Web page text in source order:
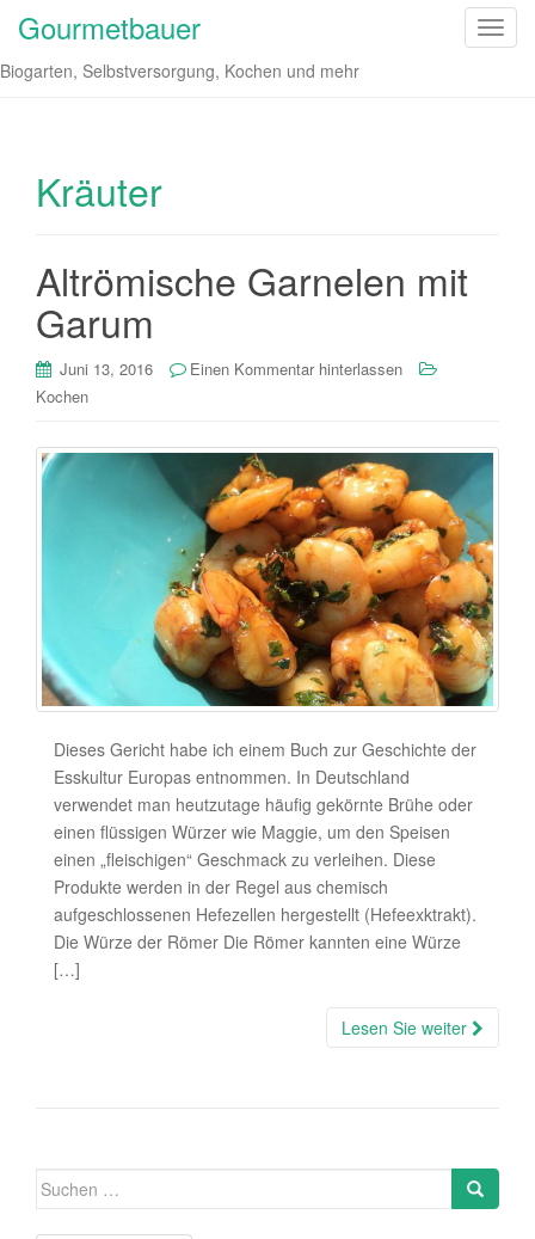
S
o
n
Gourmetbauer
Biogarten, Selbstversorgung, Kochen und mehr
Kräuter
Altrömische Garnelen mit
Garum
Juni 13, 2016
Einen Kommentar hinterlassen
Kochen
Dieses Gericht habe ich einem Buch zur Geschichte der
Esskultur Europas entnommen. In Deutschland
verwendet man heutzutage häufig gekörnte Brühe oder
einen flüssigen Würzer wie Maggie, um den Speisen
einen „fleischigen“ Geschmack zu verleihen. Diese
Produkte werden in der Regel aus chemisch
aufgeschlossenen Hefezellen hergestellt (Hefeexktrakt).
Die Würze der Römer Die Römer kannten eine Würze
[…]
Lesen Sie weiter
Suche